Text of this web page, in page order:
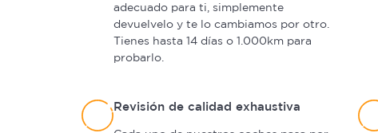
adecuado para ti, simplemente
devuelvelo y te lo cambiamos por otro.
Tienes hasta 14 días o 1.000km para
probarlo.
Revisión de calidad exhaustiva